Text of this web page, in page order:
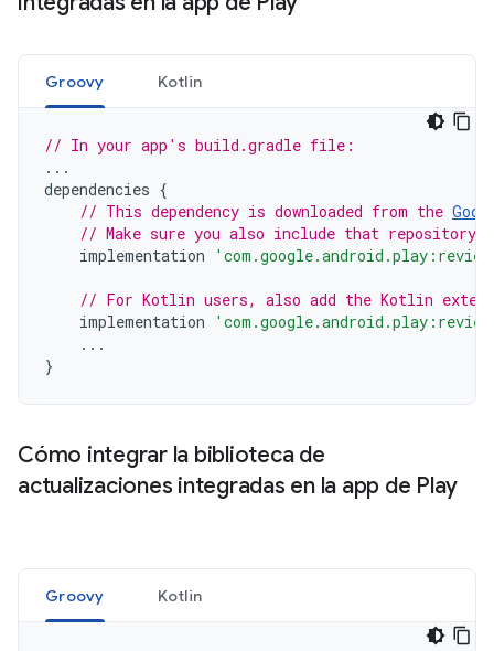
Groovy Kotlin
// In your app's build.gradle file:
...
dependencies {
// This dependency is downloaded from the
// Make sure you also include that
implementation
// For Kotlin users, also add the Kotlin
implementation
...
}
Cómo integrar la biblioteca de
actualizaciones integradas en la app de Play
Groovy Kotlin